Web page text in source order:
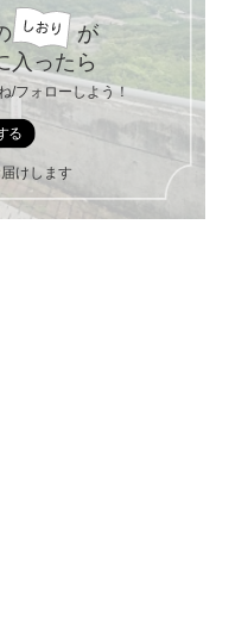
が
入ったら
/フォローしよう！
けします